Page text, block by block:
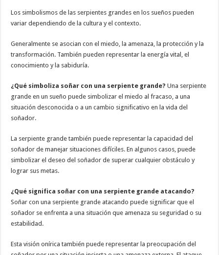
Los simbolismos de las serpientes grandes en los sueños pueden
variar dependiendo de la cultura y el contexto.
Generalmente se asocian con el miedo, la amenaza, la protección y la
transformación. También pueden representar la energía vital, el
conocimiento y la sabiduría.
¿Qué simboliza soñar con una serpiente grande? Una serpiente
grande en un sueño puede simbolizar el miedo al fracaso, a una
situación desconocida o a un cambio significativo en la vida del
soñador.
La serpiente grande también puede representar la capacidad del
soñador de manejar situaciones difíciles. En algunos casos, puede
simbolizar el deseo del soñador de superar cualquier obstáculo y
lograr sus metas.
¿Qué significa soñar con una serpiente grande atacando?
Soñar con una serpiente grande atacando puede significar que el
soñador se enfrenta a una situación que amenaza su seguridad o su
estabilidad.
Esta visión onírica también puede representar la preocupación del